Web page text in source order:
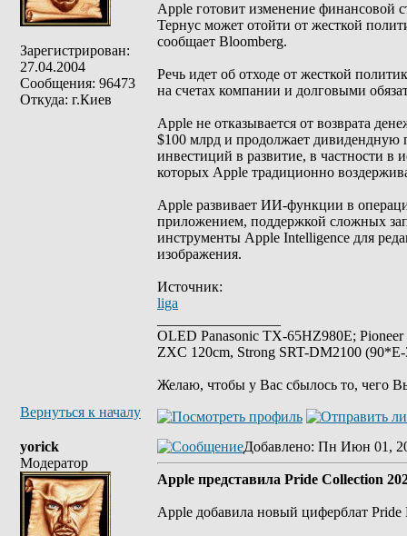
Зарегистрирован:
27.04.2004
Сообщения: 96473
Откуда: г.Киев
Apple готовит изменение финансовой
Тернус может отойти от жесткой
сообщает Bloomberg.
Речь идет об отходе от жесткой
на счетах компании и долговыми
Apple не отказывается от возврата
$100 млрд и продолжает дивидендную
инвестиций в развитие, в частности
которых Apple традиционно
Apple развивает ИИ-функции в
приложением, поддержкой сложных
инструменты Apple Intelligence для
изображения.
Источник:
liga
OLED Panasonic TX-65HZ980E;
ZXC 120cm, Strong SRT-DM2100
Желаю, чтобы у Вас сбылось то, чего
Вернуться к началу
yorick
Модератор
Добавлено: Пн Июн 01,
Apple представила Pride Collection
Apple добавила новый циферблат Pride